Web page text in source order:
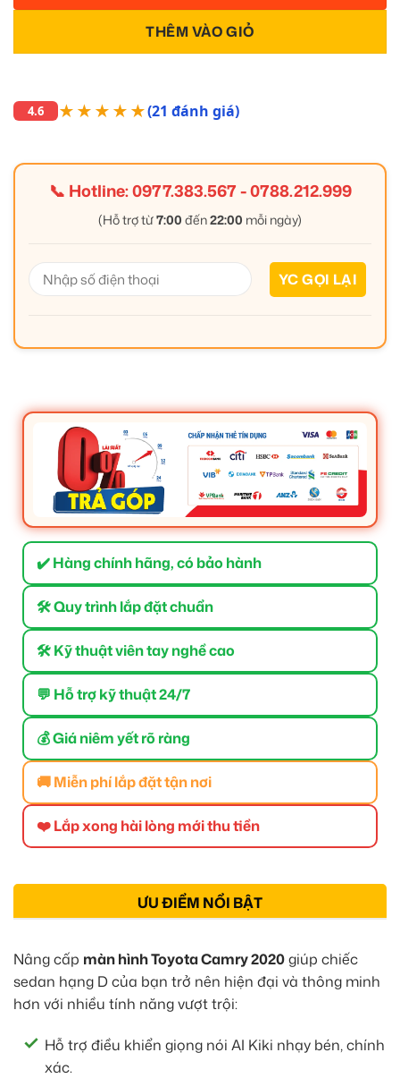
THÊM VÀO GIỎ
4.6 ★★★★★(21 đánh giá)
📞 Hotline:0977.383.567-0788.212.999
(Hỗ trợ từ7:00 đến22:00 mỗi ngày)
✔️ Hàng chính hãng, có bảo hành
🛠 Quy trình lắp đặt chuẩn
🛠 Kỹ thuật viên tay nghề cao
💬 Hỗ trợ kỹ thuật 24/7
💰 Giá niêm yết rõ ràng
🚚 Miễn phí lắp đặt tận nơi
❤️ Lắp xong hài lòng mới thu tiền
ƯU ĐIỂM NỔI BẬT
Nâng cấp màn hình Toyota Camry 2020giúp chiếc
sedan hạng D của bạn trở nên hiện đại và thông minh
hơn với nhiều tính năng vượt trội:
Hỗ trợ điều khiển giọng nói AI Kiki nhạy bén, chính
xác.